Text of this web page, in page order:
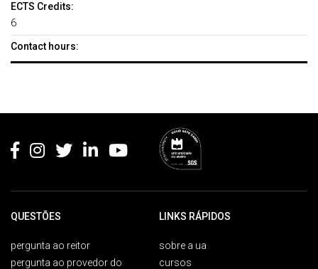
ECTS Credits:
6
Contact hours:
QUESTÕES
pergunta ao reitor
pergunta ao provedor do
LINKS RÁPIDOS
sobre a ua
cursos